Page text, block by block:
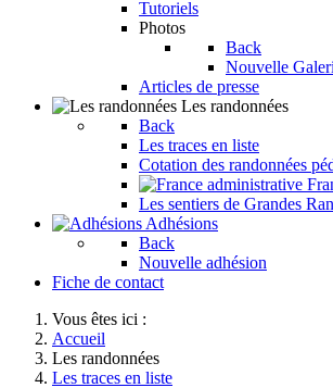
Tutoriels
Photos
Back
Nouvelle
Articles de presse
Les randonnées
Back
Les traces en liste
Cotation des randonnées
Les sentiers de Grandes
Adhésions
Back
Nouvelle adhésion
Fiche de contact
Vous êtes ici :
Accueil
Les randonnées
Les traces en liste